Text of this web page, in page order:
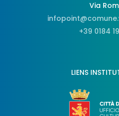
Via
+39 0184
LIENS